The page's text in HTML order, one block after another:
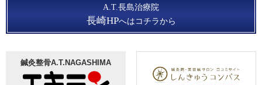
A.T.長島治療院
長崎HPへはコチラから
鍼灸整骨A.T.NAGASHIMA